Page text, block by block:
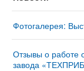
Фотогалерея:
Отзывы о работе
завода